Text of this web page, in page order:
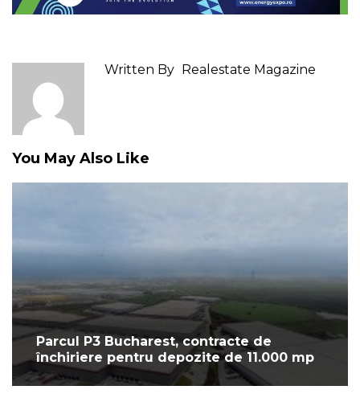
Written By Realestate Magazine
You May Also Like
Parcul P3 Bucharest, contracte de
închiriere pentru depozite de 11.000 mp